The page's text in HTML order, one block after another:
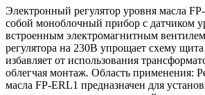
Электронный регулятор уровня масла
собой моноблочный прибор с датчиком
встроенным электромагнитным
регулятора на 230В упрощает схему
избавляет от использования
облегчая монтаж. Область применения:
масла FP-ERL1 предназначен для